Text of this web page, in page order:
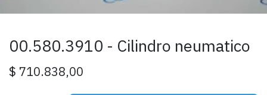
00.580.3910 - Cilindro neumatico
$ 710.838,00